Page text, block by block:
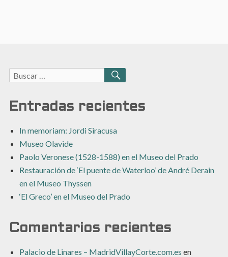
Buscar:
BUSCAR
Entradas recientes
In memoriam: Jordi Siracusa
Museo Olavide
Paolo Veronese (1528-1588) en el Museo del Prado
Restauración de ‘El puente de Waterloo’ de André Derain
en el Museo Thyssen
‘El Greco’ en el Museo del Prado
Comentarios recientes
Palacio de Linares – MadridVillayCorte.com.es en